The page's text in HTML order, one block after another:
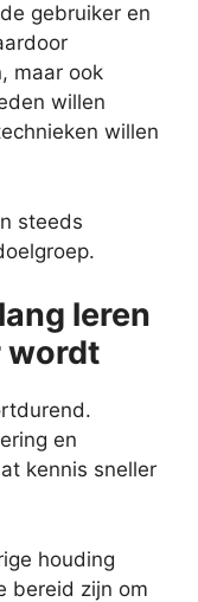
gebruiker en
maar ook
willen
willen
steeds
leren
wordt
en
kennis sneller
houding
bereid zijn om